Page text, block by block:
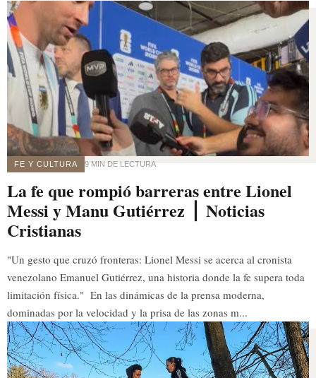
FE Y CULTURA 9 MIN DE LECTURA
La fe que rompió barreras entre Lionel
Messi y Manu Gutiérrez ⎪ Noticias
Cristianas
"Un gesto que cruzó fronteras: Lionel Messi se acerca al cronista
venezolano Emanuel Gutiérrez, una historia donde la fe supera toda
limitación física." En las dinámicas de la prensa moderna,
dominadas por la velocidad y la prisa de las zonas m...